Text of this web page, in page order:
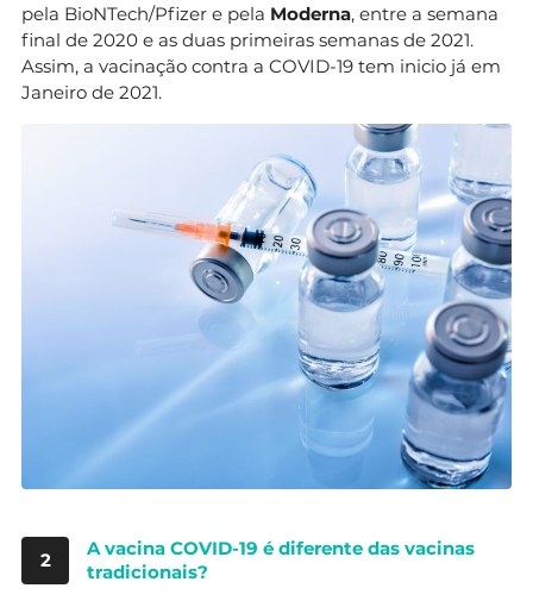
pela BioNTech/Pfizer e pela Moderna, entre a semana
final de 2020 e as duas primeiras semanas de 2021.
Assim, a vacinação contra a COVID-19 tem inicio já em
Janeiro de 2021.
2
A vacina COVID-19 é diferente das vacinas
tradicionais?